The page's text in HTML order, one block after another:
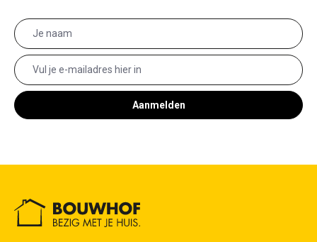
Aanmelden